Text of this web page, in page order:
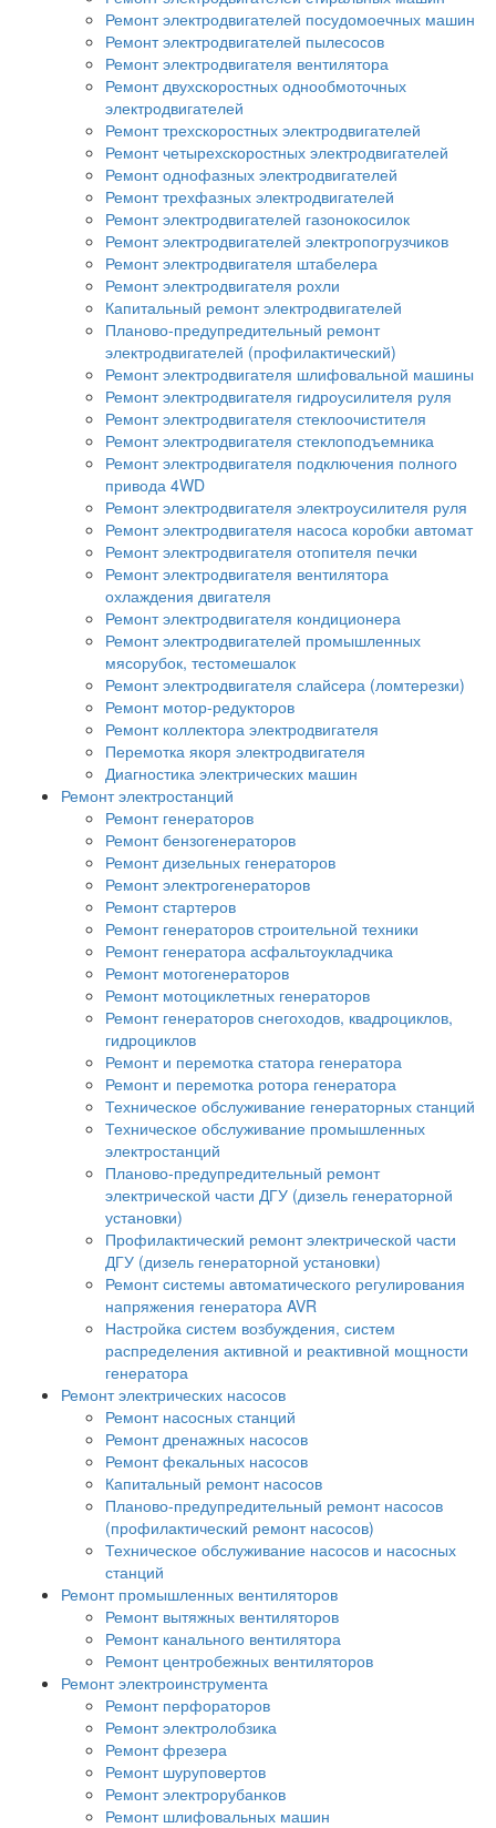
Ремонт электродвигателей посудомоечных машин
Ремонт электродвигателей пылесосов
Ремонт электродвигателя вентилятора
Ремонт двухскоростных однообмоточных
электродвигателей
Ремонт трехскоростных электродвигателей
Ремонт четырехскоростных электродвигателей
Ремонт однофазных электродвигателей
Ремонт трехфазных электродвигателей
Ремонт электродвигателей газонокосилок
Ремонт электродвигателей электропогрузчиков
Ремонт электродвигателя штабелера
Ремонт электродвигателя рохли
Капитальный ремонт электродвигателей
Планово-предупредительный ремонт
электродвигателей (профилактический)
Ремонт электродвигателя шлифовальной машины
Ремонт электродвигателя гидроусилителя руля
Ремонт электродвигателя стеклоочистителя
Ремонт электродвигателя стеклоподъемника
Ремонт электродвигателя подключения полного
привода 4WD
Ремонт электродвигателя электроусилителя руля
Ремонт электродвигателя насоса коробки автомат
Ремонт электродвигателя отопителя печки
Ремонт электродвигателя вентилятора
охлаждения двигателя
Ремонт электродвигателя кондиционера
Ремонт электродвигателей промышленных
мясорубок, тестомешалок
Ремонт электродвигателя слайсера (ломтерезки)
Ремонт мотор-редукторов
Ремонт коллектора электродвигателя
Перемотка якоря электродвигателя
Диагностика электрических машин
Ремонт электростанций
Ремонт генераторов
Ремонт бензогенераторов
Ремонт дизельных генераторов
Ремонт электрогенераторов
Ремонт стартеров
Ремонт генераторов строительной техники
Ремонт генератора асфальтоукладчика
Ремонт мотогенераторов
Ремонт мотоциклетных генераторов
Ремонт генераторов снегоходов, квадроциклов,
гидроциклов
Ремонт и перемотка статора генератора
Ремонт и перемотка ротора генератора
Техническое обслуживание генераторных станций
Техническое обслуживание промышленных
электростанций
Планово-предупредительный ремонт
электрической части ДГУ (дизель генераторной
установки)
Профилактический ремонт электрической части
ДГУ (дизель генераторной установки)
Ремонт системы автоматического регулирования
напряжения генератора AVR
Настройка систем возбуждения, систем
распределения активной и реактивной мощности
генератора
Ремонт электрических насосов
Ремонт насосных станций
Ремонт дренажных насосов
Ремонт фекальных насосов
Капитальный ремонт насосов
Планово-предупредительный ремонт насосов
(профилактический ремонт насосов)
Техническое обслуживание насосов и насосных
станций
Ремонт промышленных вентиляторов
Ремонт вытяжных вентиляторов
Ремонт канального вентилятора
Ремонт центробежных вентиляторов
Ремонт электроинструмента
Ремонт перфораторов
Ремонт электролобзика
Ремонт фрезера
Ремонт шуруповертов
Ремонт электрорубанков
Ремонт шлифовальных машин